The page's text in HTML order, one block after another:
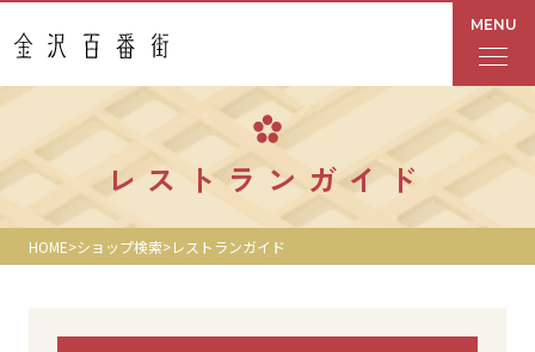
MENU
フロアガイド
あんと
Rinto
あんと西
レストランガイド
HOME ショップ検索 レストランガイド